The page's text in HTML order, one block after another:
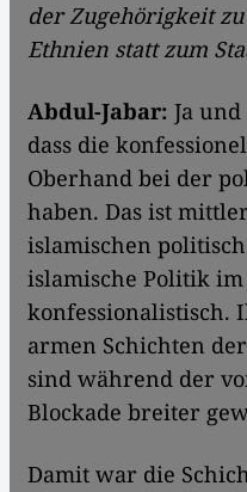
der Zugehörigkeit
Ethnien statt zum
Abdul-Jabar: Ja
dass die
Oberhand bei der
haben. Das ist
islamischen
islamische Politik
konfessionalistisch.
armen Schichten
sind während der
Blockade breiter
Damit war die